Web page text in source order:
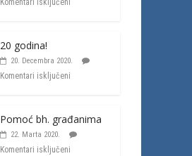
Komentari isključeni
20 godina!
20. Decembra 2020.
Komentari isključeni
Pomoć bh. građanima
22. Marta 2020.
Komentari isključeni